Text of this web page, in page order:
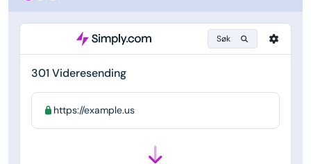
Søk
301 Videresending
https://example.us